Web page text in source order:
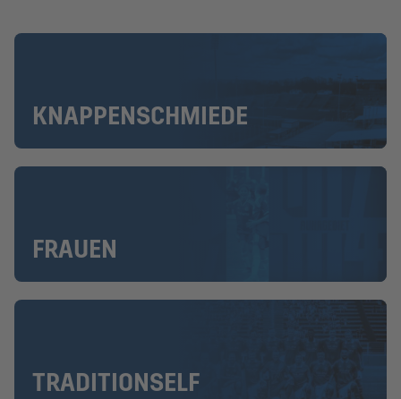
KNAPPENSCHMIEDE
FRAUEN
TRADITIONSELF